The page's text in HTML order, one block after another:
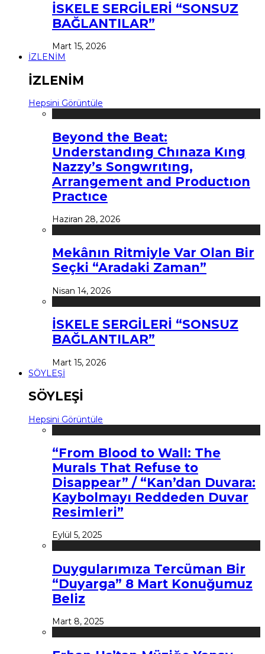
İSKELE SERGİLERİ “SONSUZ
BAĞLANTILAR”
Mart 15, 2026
İZLENİM
İZLENİM
Hepsini Görüntüle
Beyond the Beat:
Understandıng Chınaza Kıng
Nazzy’s Songwrıtıng,
Arrangement and Productıon
Practıce
Haziran 28, 2026
Mekânın Ritmiyle Var Olan Bir
Seçki “Aradaki Zaman”
Nisan 14, 2026
İSKELE SERGİLERİ “SONSUZ
BAĞLANTILAR”
Mart 15, 2026
SÖYLEŞİ
SÖYLEŞİ
Hepsini Görüntüle
“From Blood to Wall: The
Murals That Refuse to
Disappear” / “Kan’dan Duvara:
Kaybolmayı Reddeden Duvar
Resimleri”
Eylül 5, 2025
Duygularımıza Tercüman Bir
“Duyarga” 8 Mart Konuğumuz
Beliz
Mart 8, 2025